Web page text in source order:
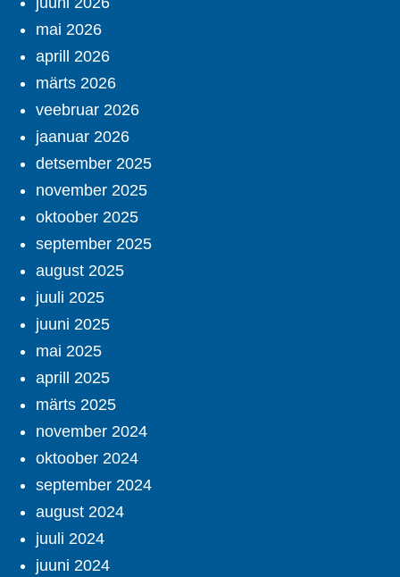
mai 2026
aprill 2026
märts 2026
veebruar 2026
jaanuar 2026
detsember 2025
november 2025
oktoober 2025
september 2025
august 2025
juuli 2025
juuni 2025
mai 2025
aprill 2025
märts 2025
november 2024
oktoober 2024
september 2024
august 2024
juuli 2024
juuni 2024